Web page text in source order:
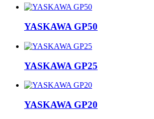
YASKAWA GP50
YASKAWA GP25
YASKAWA GP20